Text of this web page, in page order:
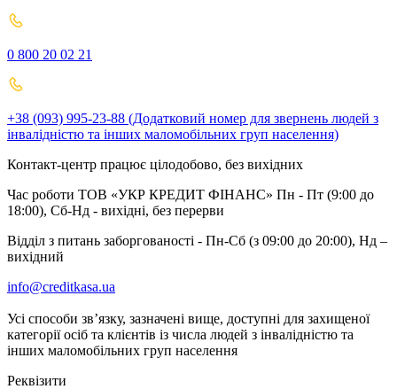
0 800 20 02 21
+38 (093) 995-23-88 (Додатковий номер для звернень людей з
інвалідністю та інших маломобільних груп населення)
Контакт-центр працює цілодобово, без вихідних
Час роботи ТОВ «УКР КРЕДИТ ФІНАНС» Пн - Пт (9:00 до
18:00), Сб-Нд - вихідні, без перерви
Відділ з питань заборгованості - Пн-Сб (з 09:00 до 20:00), Нд –
вихідний
info@creditkasa.ua
Усі способи зв’язку, зазначені вище, доступні для захищеної
категорії осіб та клієнтів із числа людей з інвалідністю та
інших маломобільних груп населення
Реквізити